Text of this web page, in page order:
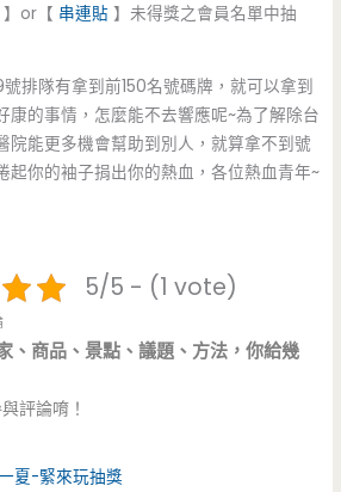
】or【 串連貼 】未得獎之會員名單中抽
排隊有拿到前150名號碼牌，就可以拿到
康的事情，怎麼能不去響應呢~為了解除台
院能更多機會幫助到別人，就算拿不到號
起你的袖子捐出你的熱血，各位熱血青年~
5/5 - (1 vote)
、商品、景點、議題、方法，你給幾
評論唷！
夏-緊來玩抽獎